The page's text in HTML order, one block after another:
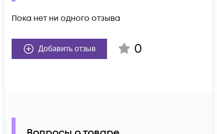
Пока нет ни одного отзыва
Добавить отзыв 0